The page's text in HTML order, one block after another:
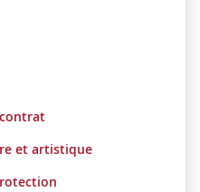
et artistique